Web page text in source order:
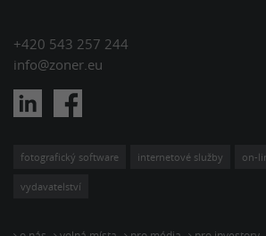
+420 543 257 244
info@zoner.eu
fotografický software internetové služby on-
vydavatelství